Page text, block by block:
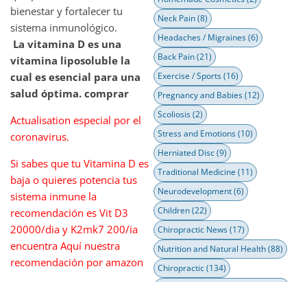
bienestar y fortalecer tu
sistema inmunológico.
La vitamina D es una
vitamina liposoluble la
cual es esencial para una
salud óptima. comprar
Actualisation especial por el
coronavirus.
Si sabes que tu Vitamina D es
baja o quieres potencia tus
sistema inmune la
recomendación es Vit D3
20000/dia y K2mk7 200/ia
encuentra Aquí nuestra
recomendación por amazon
Neck Pain(8)
Headaches / Migraines(6)
Back Pain(21)
Exercise / Sports(16)
Pregnancy and Babies(12)
Scoliosis(2)
Stress and Emotions(10)
Herniated Disc(9)
Traditional Medicine (11)
Neurodevelopment(6)
Children(22)
Chiropractic News(17)
Nutrition and Natural Health(88)
Chiropractic(134)